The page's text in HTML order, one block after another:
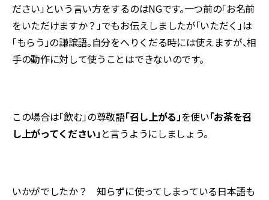
ださい」という言い方をするのはNGです。一つ前の「お名前
をいただけますか？」でもお伝えしましたが「いただく」は
「もらう」の謙譲語。自分をへりくだる時には使えますが、相
手の動作に対して使うことはできないのです。
この場合は「飲む」の尊敬語「召し上がる」を使い「お茶を召
し上がってください」 と言うようにしましょう。
いかがでしたか？ 知らずに使ってしまっている日本語も